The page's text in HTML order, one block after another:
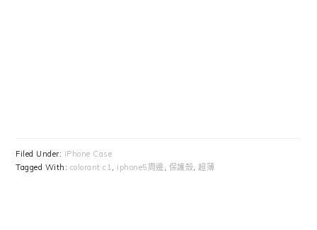
Filed Under: iPhone Case
Tagged With: colorant c1, iphone5周邊 , 保護殼,超薄